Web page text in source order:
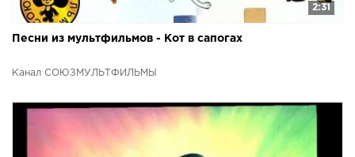
2:31
Песни из мультфильмов - Кот в сапогах
Канал СОЮЗМУЛЬТФИЛЬМЫ